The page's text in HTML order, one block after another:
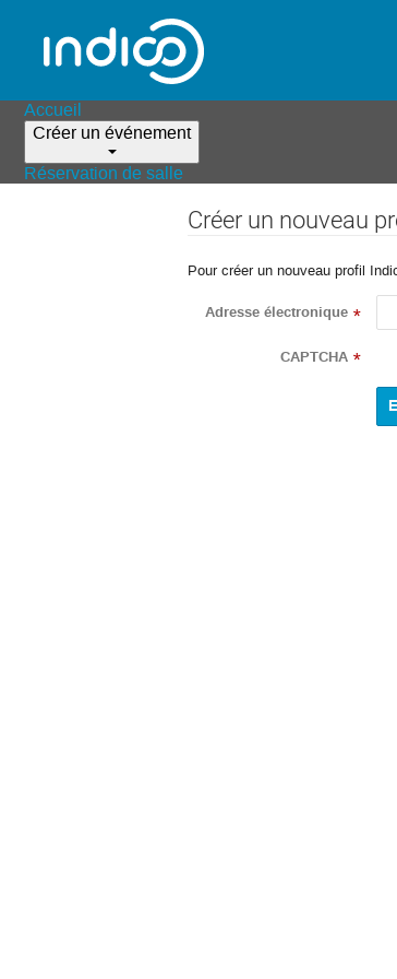
Accueil
Créer un événement
Réservation de salle
Créer un nouveau
Pour créer un nouveau profil
Adresse électronique *
CAPTCHA *